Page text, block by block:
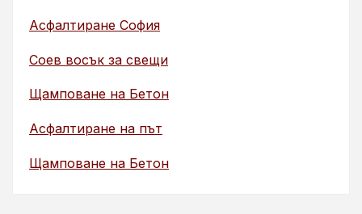
Асфалтиране София
Соев восък за свещи
Щамповане на Бетон
Асфалтиране на път
Щамповане на Бетон